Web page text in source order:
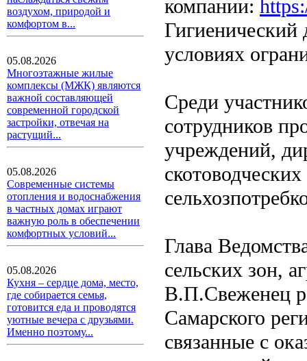
воздухом, природой и
комфортом в...
05.08.2026
Многоэтажные жилые
комплексы (МЖК) являются
важной составляющей
современной городской
застройки, отвечая на
растущий...
05.08.2026
Современные системы
отопления и водоснабжения
в частных домах играют
важную роль в обеспечении
комфортных условий...
05.08.2026
Кухня – сердце дома, место,
где собирается семья,
готовится еда и проводятся
уютные вечера с друзьями.
Именно поэтому...
компании:
условиях
Среди
сотрудников
учреждений,
Глава
сельских зон,
В.П.Свеженец
Самарского
связанные с